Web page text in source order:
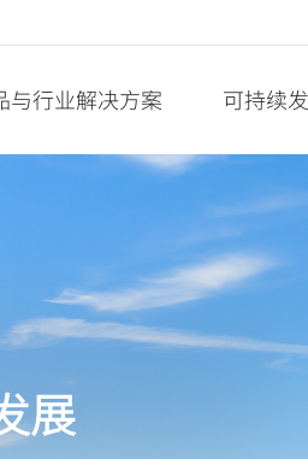
与行业解决方案 可持续
展